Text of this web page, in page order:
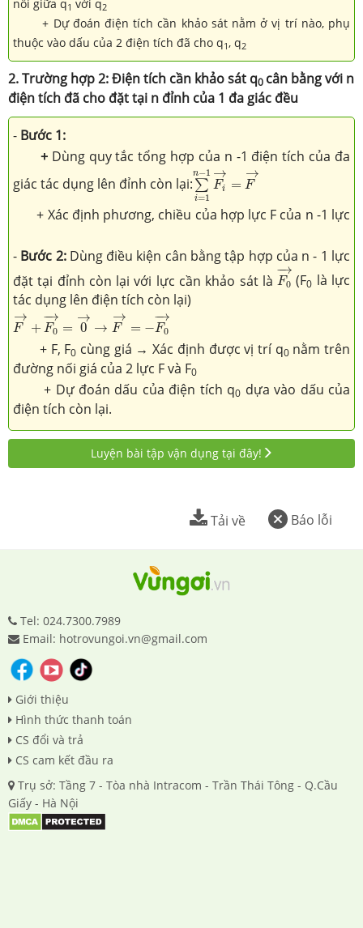
nối giữa q1 với q2
+ Dự đoán điện tích cần khảo sát nằm ở vị trí nào, phụ
thuộc vào dấu của 2 điện tích đã cho q1, q2
2. Trường hợp 2: Điện tích cần khảo sát q0 ­ cân bằng với n
điện tích đã cho đặt tại n đỉnh của 1 đa giác đều
- Bước 1:
+ Dùng quy tắc tổng hợp của n -1 điện tích của đa
giác tác dụng lên đỉnh còn lại:
n−1
∑
i=1
→
Fi =
→
F
∑i=1n− 1 i→= F→
+ Xác định phương, chiều của hợp lực F của n -1 lực
- Bước 2: Dùng điều kiện cân bằng tập hợp của n - 1 lực
đặt tại đỉnh còn lại với lực cần khảo sát là
−
→
F0
F0→
(F0 là lực
tác dụng lên điện tích còn lại)
→
F +
−
→
F0 =
→
0 →
→
F = −
−
→
F0
F→ F0→ =0→ →F→ F0→
+ F, F0 cùng giá → Xác định được vị trí q0nằm trên
đường nối giá của 2 lực F và F0
+ Dự đoán dấu của điện tích q0 dựa vào dấu của
điện tích còn lại.
Luyện bài tập vận dụng tại đây!
Báo lỗi
Tải về
Tel: 024.7300.7989
Email: hotrovungoi.vn@gmail.com
Giới thiệu
Hình thức thanh toán
CS đổi và trả
CS cam kết đầu ra
Trụ sở: Tầng 7 - Tòa nhà Intracom - Trần Thái Tông - Q.Cầu
Giấy - Hà Nội